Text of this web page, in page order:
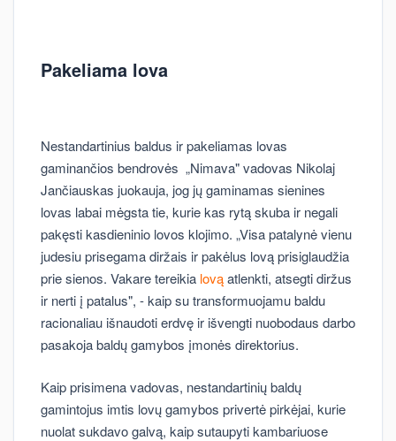
Pakeliama lova
Nestandartinius baldus ir pakeliamas lovas
gaminančios bendrovės „Nimava" vadovas Nikolaj
Jančiauskas juokauja, jog jų gaminamas sienines
lovas labai mėgsta tie, kurie kas rytą skuba ir negali
pakęsti kasdieninio lovos klojimo. „Visa patalynė vienu
judesiu prisegama diržais ir pakėlus lovą prisiglaudžia
prie sienos. Vakare tereikia lovąatlenkti, atsegti diržus
ir nerti į patalus", - kaip su transformuojamu baldu
racionaliau išnaudoti erdvę ir išvengti nuobodaus darbo
pasakoja baldų gamybos įmonės direktorius.
Kaip prisimena vadovas, nestandartinių baldų
gamintojus imtis lovų gamybos privertė pirkėjai, kurie
nuolat sukdavo galvą, kaip sutaupyti kambariuose